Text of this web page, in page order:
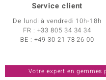
Service client
De lundi à vendredi 10h-18h
FR : +33 805 34 34 34
BE : +49 30 21 78 26 00
Votre expert en